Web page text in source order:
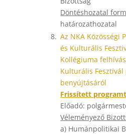
Döntéshozatal
határozathozatal
8. Az NKA Közösségi
és Kulturális
Kollégiuma
Kulturális Fesztivál
benyújtásáról
Frissített
Előadó:
Véleményező
a) Humánpolitikai